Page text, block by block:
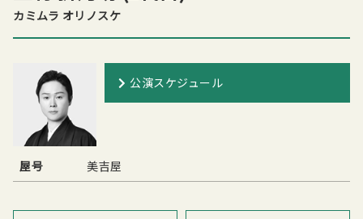
カミムラ オリノスケ
公演スケジュール
屋号 美吉屋